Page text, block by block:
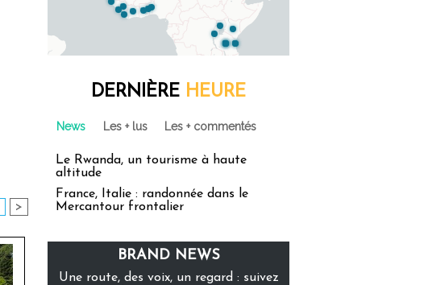
>
DERNIÈRE HEURE
News Les + lus Les + commentés
Le Rwanda, un tourisme à haute
altitude
France, Italie : randonnée dans le
Mercantour frontalier
BRAND NEWS
Une route, des voix, un regard : suivez